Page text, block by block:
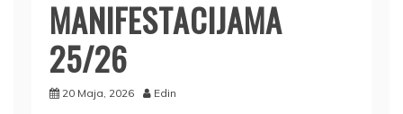
MANIFESTACIJAMA
25/26
20 Maja, 2026 Edin